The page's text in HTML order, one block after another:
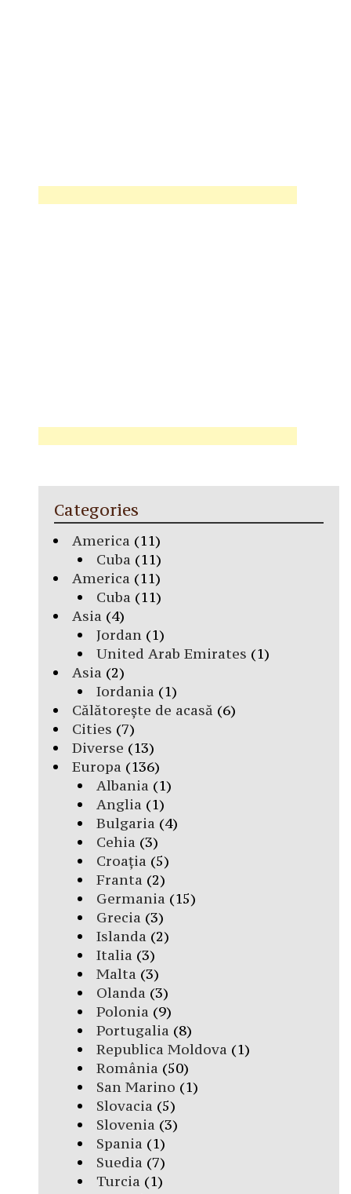
Categories
America (11)
Cuba (11)
America (11)
Cuba (11)
Asia (4)
Jordan(1)
United Arab Emirates (1)
Asia (2)
Iordania (1)
Călătorește de acasă (6)
Cities (7)
Diverse (13)
Europa (136)
Albania (1)
Anglia (1)
Bulgaria (4)
Cehia (3)
Croația (5)
Franta (2)
Germania (15)
Grecia (3)
Islanda (2)
Italia (3)
Malta (3)
Olanda (3)
Polonia (9)
Portugalia (8)
Republica Moldova (1)
România (50)
San Marino (1)
Slovacia (5)
Slovenia (3)
Spania (1)
Suedia (7)
Turcia (1)